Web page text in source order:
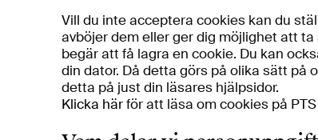
Vill du inte acceptera cookies kan du
avböjer dem eller ger dig möjlighet att
begär att få lagra en cookie. Du kan
din dator. Då detta görs på olika sätt på
detta på just din läsares hjälpsidor.
Klicka härför att läsa om cookies på